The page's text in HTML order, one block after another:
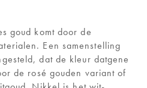
goud komt door de
Een samenstelling
dat de kleur datgene
de rosé gouden variant of